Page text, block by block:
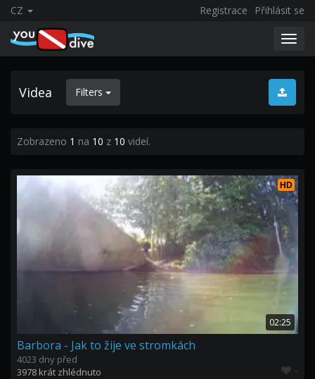
CZ Registrace Přihlásit se
Videa Filters
Zobrazeno 1 na 10 z 10 videí.
HD
02:25
Barbora - Jak to žije ve stromkách
4023 dny před
3978 krát zhlédnuto
-